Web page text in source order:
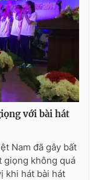
với bài hát
Nam đã gây bất
giọng không quá
khi hát bài hát